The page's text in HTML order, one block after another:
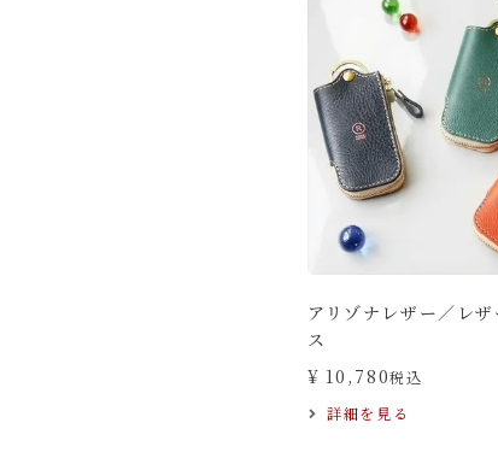
アリゾナレザー／レ
ス
¥ 10,780税込
詳細を見る